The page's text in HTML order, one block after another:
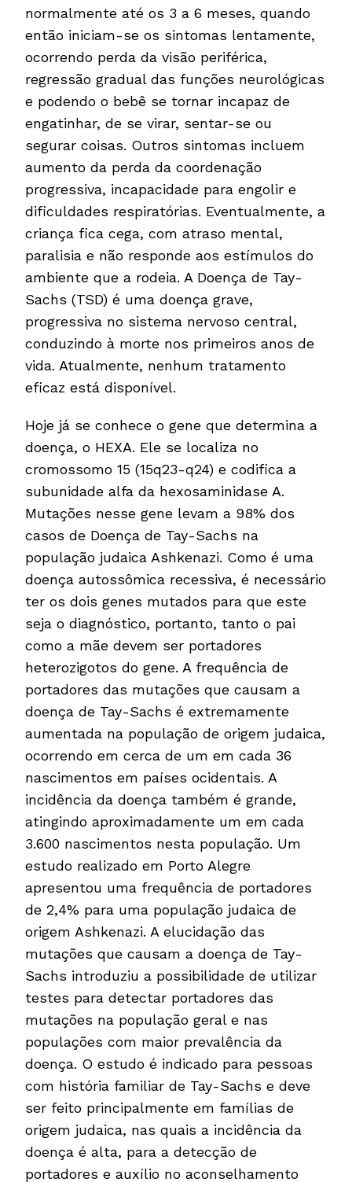
normalmente até os 3 a 6 meses, quando
então iniciam-se os sintomas lentamente,
ocorrendo perda da visão periférica,
regressão gradual das funções neurológicas
e podendo o bebê se tornar incapaz de
engatinhar, de se virar, sentar-se ou
segurar coisas. Outros sintomas incluem
aumento da perda da coordenação
progressiva, incapacidade para engolir e
dificuldades respiratórias. Eventualmente, a
criança fica cega, com atraso mental,
paralisia e não responde aos estímulos do
ambiente que a rodeia. A Doença de Tay-
Sachs (TSD) é uma doença grave,
progressiva no sistema nervoso central,
conduzindo à morte nos primeiros anos de
vida. Atualmente, nenhum tratamento
eficaz está disponível.
Hoje já se conhece o gene que determina a
doença, o HEXA. Ele se localiza no
cromossomo 15 (15q23-q24) e codifica a
subunidade alfa da hexosaminidase A.
Mutações nesse gene levam a 98% dos
casos de Doença de Tay-Sachs na
população judaica Ashkenazi. Como é uma
doença autossômica recessiva, é necessário
ter os dois genes mutados para que este
seja o diagnóstico, portanto, tanto o pai
como a mãe devem ser portadores
heterozigotos do gene. A frequência de
portadores das mutações que causam a
doença de Tay-Sachs é extremamente
aumentada na população de origem judaica,
ocorrendo em cerca de um em cada 36
nascimentos em países ocidentais. A
incidência da doença também é grande,
atingindo aproximadamente um em cada
3.600 nascimentos nesta população. Um
estudo realizado em Porto Alegre
apresentou uma frequência de portadores
de 2,4% para uma população judaica de
origem Ashkenazi. A elucidação das
mutações que causam a doença de Tay-
Sachs introduziu a possibilidade de utilizar
testes para detectar portadores das
mutações na população geral e nas
populações com maior prevalência da
doença. O estudo é indicado para pessoas
com história familiar de Tay-Sachs e deve
ser feito principalmente em famílias de
origem judaica, nas quais a incidência da
doença é alta, para a detecção de
portadores e auxílio no aconselhamento